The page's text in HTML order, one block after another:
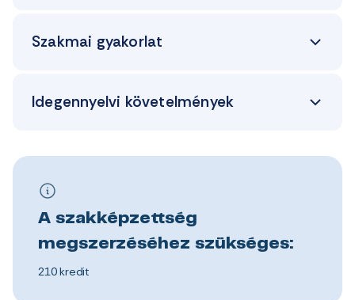
Szakmai gyakorlat
Idegennyelvi követelmények
A szakképzettség
megszerzéséhez szükséges:
210 kredit